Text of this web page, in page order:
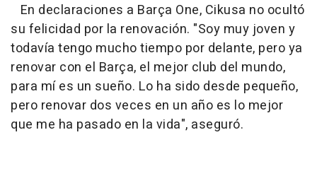
En declaraciones a Barça One, Cikusa no ocultó
su felicidad por la renovación. "Soy muy joven y
todavía tengo mucho tiempo por delante, pero ya
renovar con el Barça, el mejor club del mundo,
para mí es un sueño. Lo ha sido desde pequeño,
pero renovar dos veces en un año es lo mejor
que me ha pasado en la vida", aseguró.